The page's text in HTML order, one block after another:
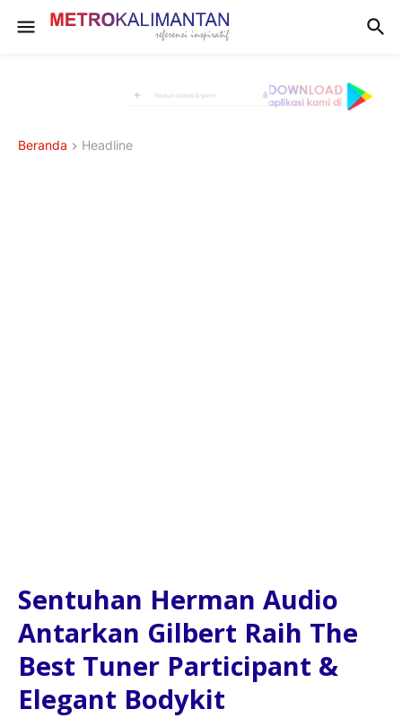
Beranda Headline
Sentuhan Herman Audio
Antarkan Gilbert Raih The
Best Tuner Participant &
Elegant Bodykit